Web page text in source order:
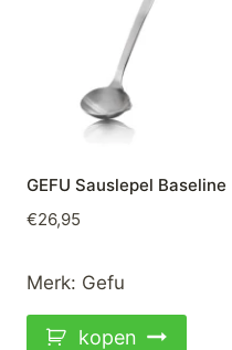
GEFU Sauslepel Baseline
€26,95
Merk: Gefu
kopen